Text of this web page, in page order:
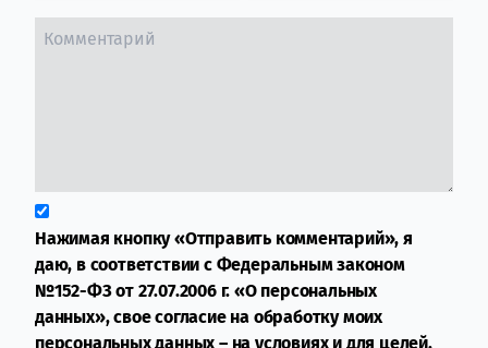
Нажимая кнопку «Отправить комментарий», я
даю, в соответствии с Федеральным законом
№152-ФЗ от 27.07.2006 г. «О персональных
данных», свое согласие на обработку моих
персональных данных – на условиях и для целей,